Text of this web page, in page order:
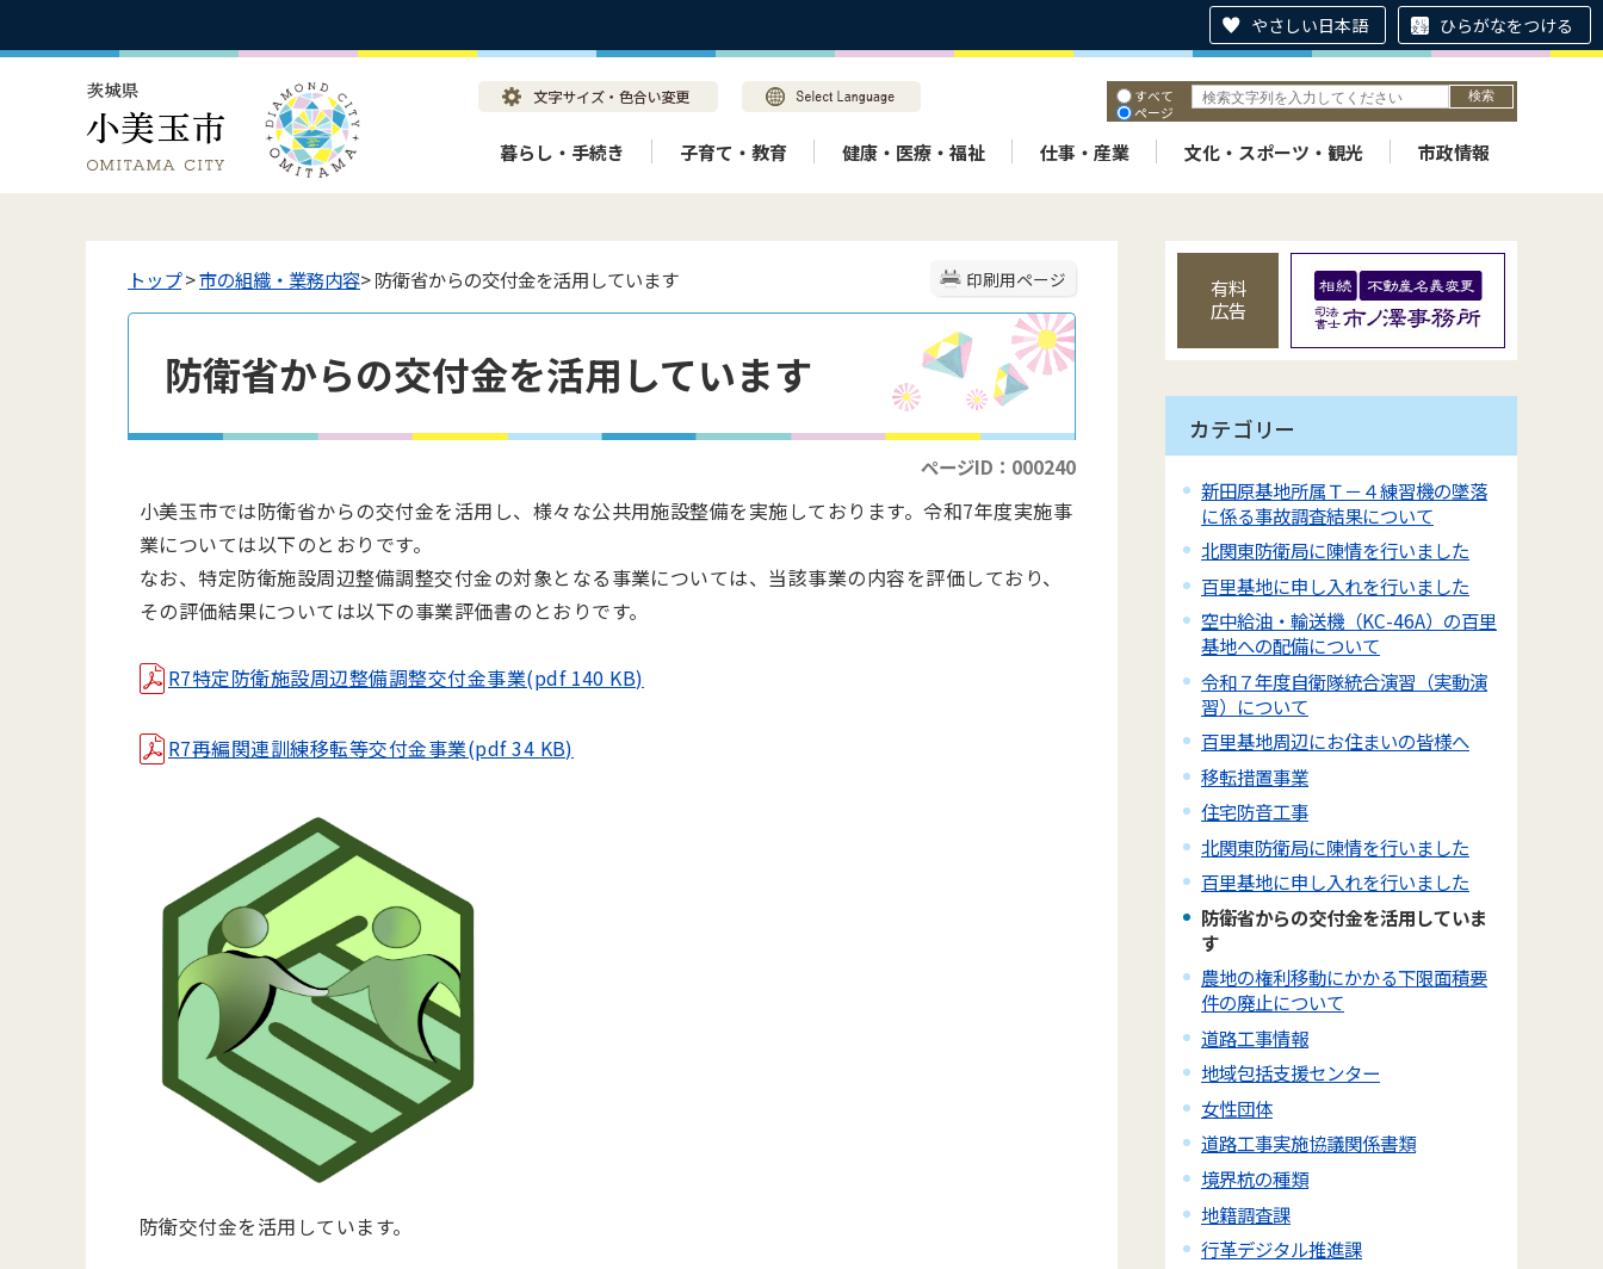
やさしい日本語 ひらがなをつける
すべて
ページ
暮らし・手続き 子育て・教育 健康・医療・福祉 仕事・産業 文化・スポーツ・観光 市政情報
印刷用ページ
トップ>市の組織・業務内容> 防衛省からの交付金を活用しています
防衛省からの交付金を活用しています
ページID：000240
小美玉市では防衛省からの交付金を活用し、様々な公共用施設整備を実施しております。令和7年度実施事
業については以下のとおりです。
なお、特定防衛施設周辺整備調整交付金の対象となる事業については、当該事業の内容を評価しており、
その評価結果については以下の事業評価書のとおりです。
R7特定防衛施設周辺整備調整交付金事業(pdf 140 KB)
R7再編関連訓練移転等交付金事業(pdf 34 KB)
防衛交付金を活用しています。
有料
広告
カテゴリー
新田原基地所属Ｔ－４練習機の墜落
に係る事故調査結果について
北関東防衛局に陳情を行いました
百里基地に申し入れを行いました
空中給油・輸送機（KC-46A）の百里
基地への配備について
令和７年度自衛隊統合演習（実動演
習）について
百里基地周辺にお住まいの皆様へ
移転措置事業
住宅防音工事
北関東防衛局に陳情を行いました
百里基地に申し入れを行いました
防衛省からの交付金を活用していま
す
農地の権利移動にかかる下限面積要
件の廃止について
道路工事情報
地域包括支援センター
女性団体
道路工事実施協議関係書類
境界杭の種類
地籍調査課
行革デジタル推進課